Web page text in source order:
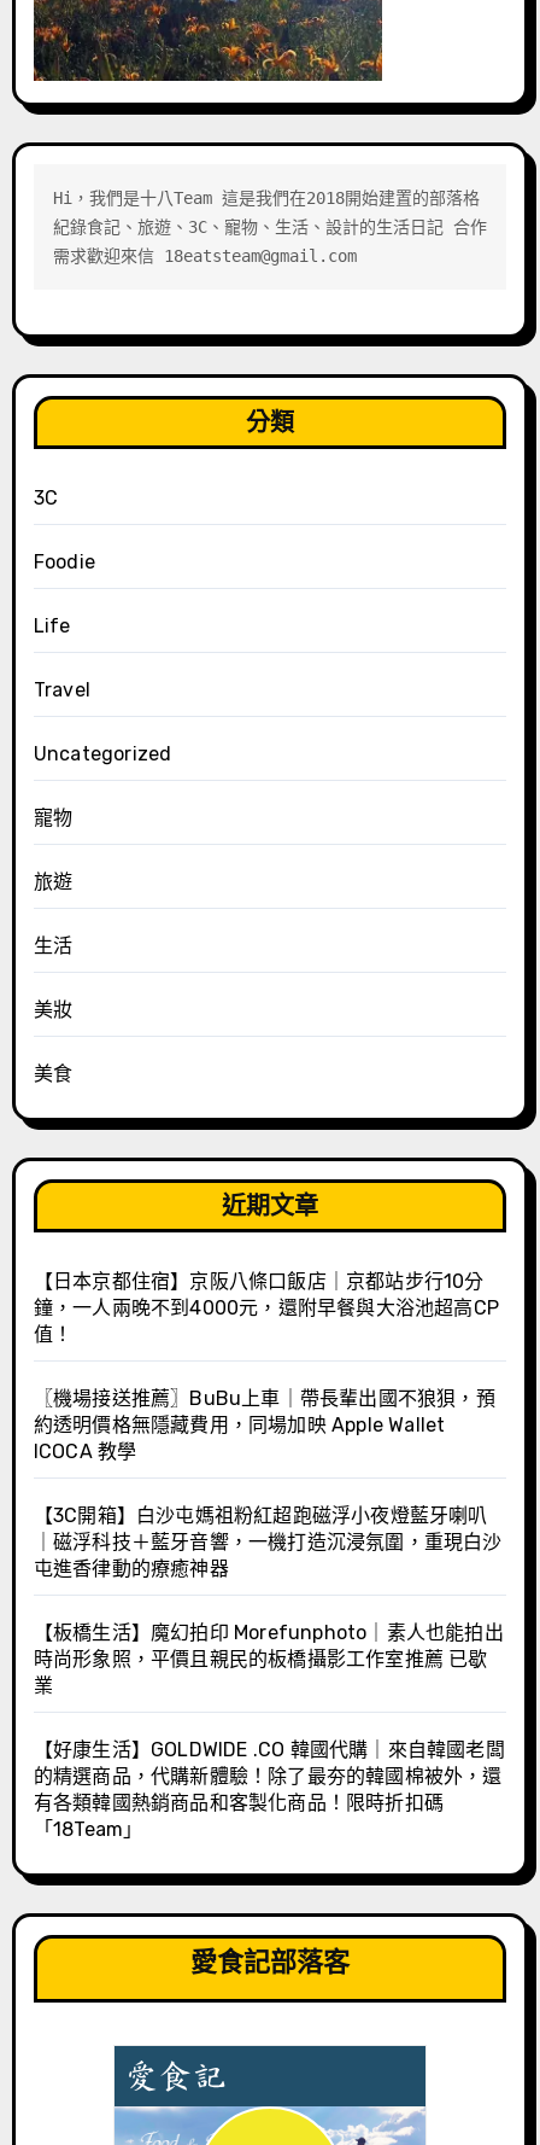
Hi，我們是十八Team 這是我們在2018開始建置的部落格
紀錄食記、旅遊、3C、寵物、生活、設計的生活日記 合作
需求歡迎來信 18eatsteam@gmail.com
分類
3C
Foodie
Life
Travel
Uncategorized
寵物
旅遊
生活
美妝
美食
近期文章
【日本京都住宿】京阪八條口飯店｜京都站步行10分
鐘，一人兩晚不到4000元，還附早餐與大浴池超高CP
值！
〖機場接送推薦〗BuBu上車｜帶長輩出國不狼狽，預
約透明價格無隱藏費用，同場加映 Apple Wallet
ICOCA 教學
【3C開箱】白沙屯媽祖粉紅超跑磁浮小夜燈藍牙喇叭
｜磁浮科技＋藍牙音響，一機打造沉浸氛圍，重現白沙
屯進香律動的療癒神器
【板橋生活】魔幻拍印 Morefunphoto｜素人也能拍出
時尚形象照，平價且親民的板橋攝影工作室推薦 已歇
業
【好康生活】GOLDWIDE .CO 韓國代購｜來自韓國老闆
的精選商品，代購新體驗！除了最夯的韓國棉被外，還
有各類韓國熱銷商品和客製化商品！限時折扣碼
「18Team」
愛食記部落客